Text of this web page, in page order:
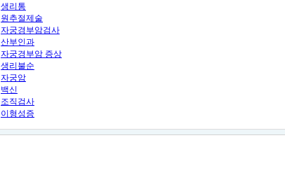
생리통
원추절제술
자궁경부암검사
산부인과
자궁경부암 증상
생리불순
자궁암
백신
조직검사
이형성증